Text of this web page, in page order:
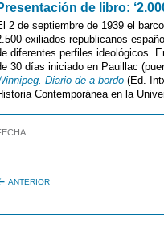
de libro:
2 de septiembre de 1939 el
exiliados republicanos
diferentes perfiles ideológicos.
30 días iniciado en Pauillac
Diario de a bordo (Ed.
Contemporánea en la
ANTERIOR